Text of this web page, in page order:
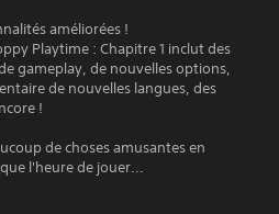
améliorées !
Playtime : Chapitre 1 inclut des
gameplay, de nouvelles options,
de nouvelles langues, des
!
de choses amusantes en
l'heure de jouer...